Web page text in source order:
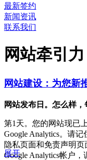
最新签约
新闻资讯
联系我们
网站牵引力
网站建设：为您新
网站发布日。怎么样
第1天。您的网站现已
Google Analytics。请
隐私页面和免责声明
Google Analytics帐户
展开